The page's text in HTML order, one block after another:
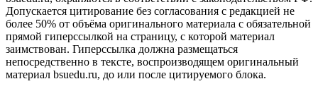
Допускается цитирование без согласования с редакцией не
более 50% от объёма оригинального материала с обязательной
прямой гиперссылкой на страницу, с которой материал
заимствован. Гиперссылка должна размещаться
непосредственно в тексте, воспроизводящем оригинальный
материал bsuedu.ru, до или после цитируемого блока.